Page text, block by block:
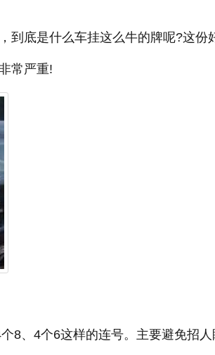
到底是什么车挂这么牛的牌呢?这份
常严重!
8、4个6这样的连号。主要避免招人